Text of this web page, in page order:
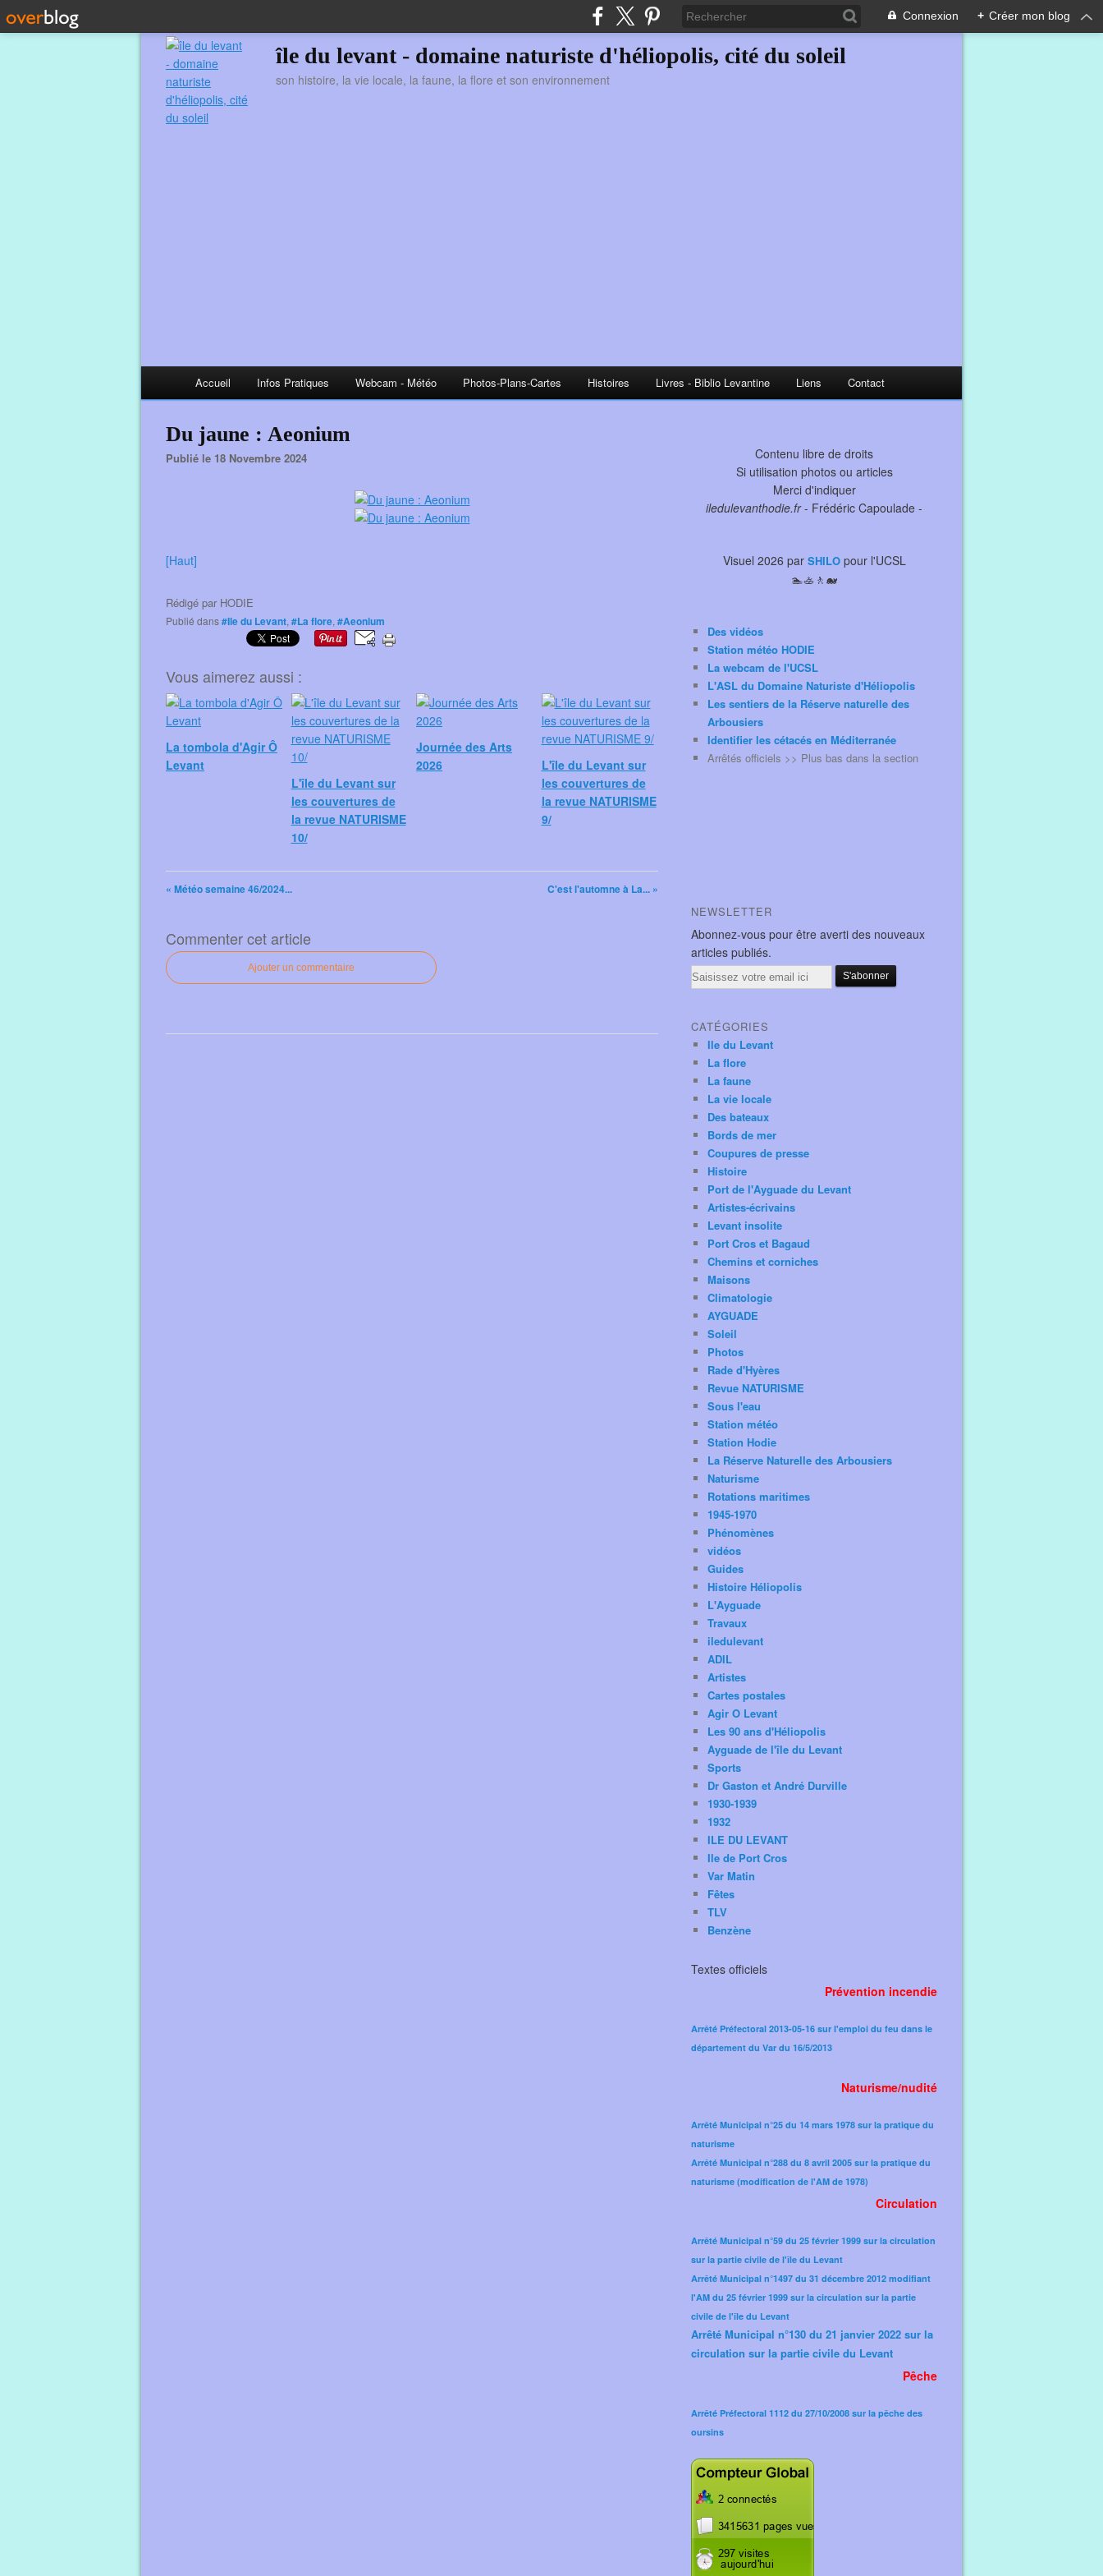
Connexion + Créer mon blog
île du levant - domaine naturiste d'héliopolis, cité du soleil
son histoire, la vie locale, la faune, la flore et son environnement
Accueil Infos Pratiques Webcam - Météo Photos-Plans-Cartes Histoires Livres - Biblio Levantine Liens Contact
Du jaune : Aeonium
Publié le 18 Novembre 2024
[Haut]
Rédigé par HODIE
Publié dans#Ile du Levant, #La flore, #Aeonium
Vous aimerez aussi :
La tombola d'Agir Ô
Levant
L'île du Levant sur
les couvertures de
la revue NATURISME
10/
Journée des Arts
2026
L'île du Levant sur
les couvertures de
la revue NATURISME
9/
« Météo semaine 46/2024... C'est l'automne à La... »
Commenter cet article
Ajouter un commentaire
Contenu libre de droits
Si utilisation photos ou articles
Merci d'indiquer
iledulevanthodie.fr- Frédéric Capoulade -
Visuel 2026 par SHILOpour l'UCSL
🏊🚣🚶🐋
Des vidéos
Station météo HODIE
La webcam de l'UCSL
L'ASL du Domaine Naturiste d'Héliopolis
Les sentiers de la Réserve naturelle des
Arbousiers
Identifier les cétacés en Méditerranée
Arrêtés officiels >> Plus bas dans la section
NEWSLETTER
Abonnez-vous pour être averti des nouveaux
articles publiés.
Email
CATÉGORIES
Ile du Levant
La flore
La faune
La vie locale
Des bateaux
Bords de mer
Coupures de presse
Histoire
Port de l'Ayguade du Levant
Artistes-écrivains
Levant insolite
Port Cros et Bagaud
Chemins et corniches
Maisons
Climatologie
AYGUADE
Soleil
Photos
Rade d'Hyères
Revue NATURISME
Sous l'eau
Station météo
Station Hodie
La Réserve Naturelle des Arbousiers
Naturisme
Rotations maritimes
1945-1970
Phénomènes
vidéos
Guides
Histoire Héliopolis
L'Ayguade
Travaux
iledulevant
ADIL
Artistes
Cartes postales
Agir O Levant
Les 90 ans d'Héliopolis
Ayguade de l'île du Levant
Sports
Dr Gaston et André Durville
1930-1939
1932
ILE DU LEVANT
Ile de Port Cros
Var Matin
Fêtes
TLV
Benzène
Textes officiels
Prévention incendie
Arrêté Préfectoral 2013-05-16 sur l'emploi du feu dans le
département du Var du 16/5/2013
Naturisme/nudité
Arrêté Municipal n°25 du 14 mars 1978 sur la pratique du
naturisme
Arrêté Municipal n°288 du 8 avril 2005 sur la pratique du
naturisme (modification de l'AM de 1978)​
Circulation
Arrêté Municipal n°59 du 25 février 1999 sur la circulation
sur la partie civile de l'île du Levant
Arrêté Municipal n°1497 du 31 décembre 2012 modifiant
l'AM du 25 février 1999 sur la circulation sur la partie
civile de l'île du Levant
Arrêté Municipal n°130 du 21 janvier 2022 sur la
circulation sur la partie civile du Levant
Pêche
Arrêté Préfectoral 1112 du 27/10/2008 sur la pêche des
oursins